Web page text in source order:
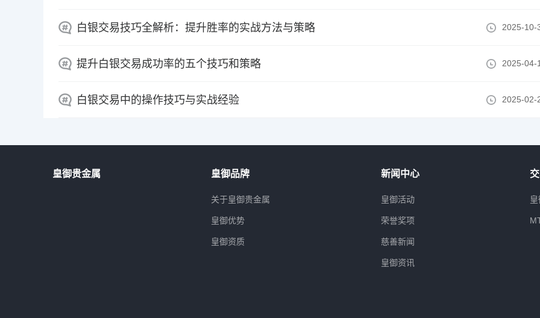
白银交易技巧全解析：提升胜率的实战方法与策略 2025-10-
提升白银交易成功率的五个技巧和策略 2025-04-
白银交易中的操作技巧与实战经验 2025-02-
皇御贵金属 皇御品牌
关于皇御贵金属
皇御优势
皇御资质
新闻中心
皇御活动
荣誉奖项
慈善新闻
皇御资讯